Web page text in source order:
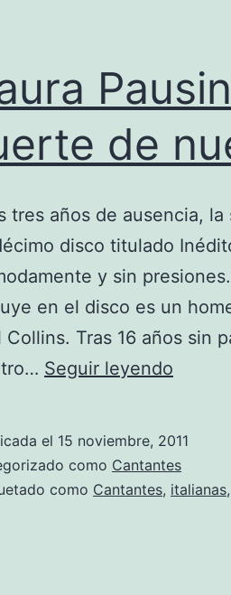
de
tres años de ausencia,
disco titulado
y sin
en el disco es un
Collins. Tras 16 años sin
Seguir leyendo
fuerte
de
el 15 noviembre, 2011
como Cantantes
como Cantantes, italianas,